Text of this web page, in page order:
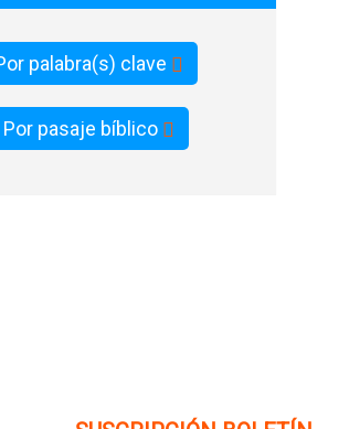
palabra(s) clave
Por pasaje bíblico